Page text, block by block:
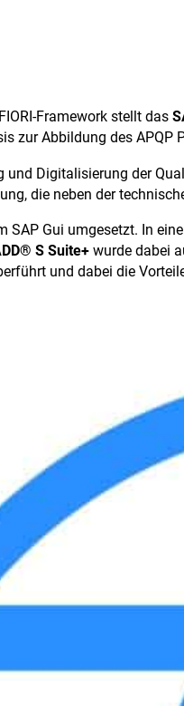
Framework stellt das
zur Abbildung des APQP
und Digitalisierung der
die neben der
SAP Gui umgesetzt. In
S Suite+ wurde dabei
und dabei die